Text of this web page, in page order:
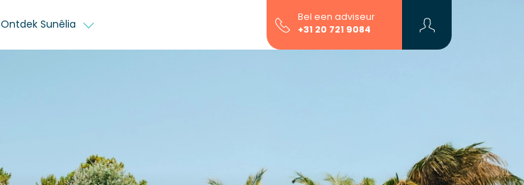
Ontdek Sunêlia
Bel een adviseur
+31 20 721 9084